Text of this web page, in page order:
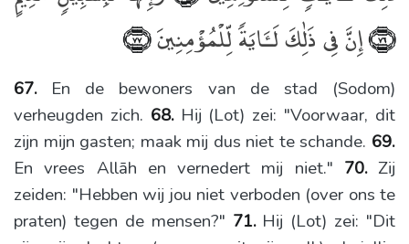
67.
En de bewoners van de stad (Sodom)
verheugden zich. 68. Hij (Lot) zei: "Voorwaar, dit
zijn mijn gasten; maak mij dus niet te schande. 69.
En vrees Allāh en vernedert mij niet." 70. Zij
zeiden: "Hebben wij jou niet verboden (over ons te
praten) tegen de mensen?" 71. Hij (Lot) zei: "Dit
﴿٧٦﴾ إِنَّ فِى ذَٰلِكَ لَـَٔايَةًۭ لِّلْمُؤْمِنِينَ﴿٧٧﴾